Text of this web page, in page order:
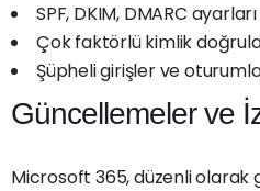
SPF, DKIM, DMARC ayarları
Çok faktörlü kimlik
Şüpheli girişler ve
Güncellemeler ve
Microsoft 365, düzenli olarak